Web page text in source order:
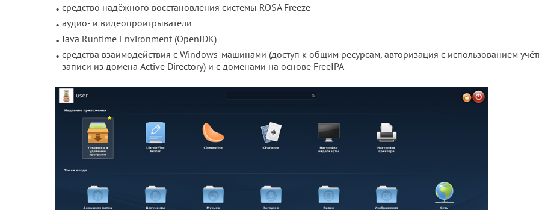
средство надёжного восстановления системы ROSA Freeze
аудио- и видеопроигрыватели
Java Runtime Environment (OpenJDK)
средства взаимодействия с Windows-машинами (доступ к общим ресурсам, авторизация с использованием
записи из домена Active Directory) и с доменами на основе FreeIPA